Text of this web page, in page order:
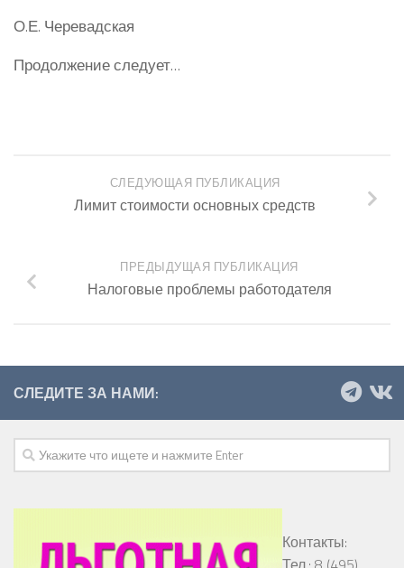
О.Е. Черевадская
Продолжение следует…
СЛЕДУЮЩАЯ ПУБЛИКАЦИЯ
Лимит стоимости основных средств
ПРЕДЫДУЩАЯ ПУБЛИКАЦИЯ
Налоговые проблемы работодателя
СЛЕДИТЕ ЗА НАМИ:
Контакты: